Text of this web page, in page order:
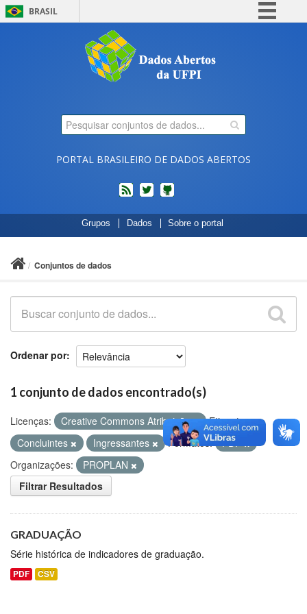
BRASIL
Comunica BR
Participe
Legislação
PORTAL BRASILEIRO DE DADOS ABERTOS
feed twitterCódigos
fonte
de
no
Grupos Dados Sobre o portal
Conjuntos de dados
Ordenar por
1 conjunto de dados encontrado(s)
Licenças: Creative Commons Atribuição
Etiquetas:
Concluintes
Ingressantes Formatos:
PDF
Organizações:
PROPLAN
Filtrar Resultados
GRADUAÇÃO
Série histórica de indicadores de graduação.
PDF CSV